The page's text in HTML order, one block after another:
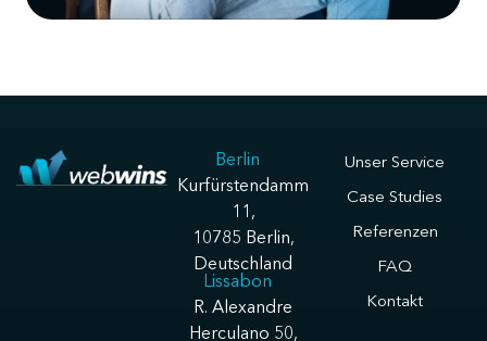
Berlin
Kurfürstendamm
11,
10785 Berlin,
Deutschland
Lissabon
R. Alexandre
Herculano 50,
Unser Service
Case Studies
Referenzen
FAQ
Kontakt